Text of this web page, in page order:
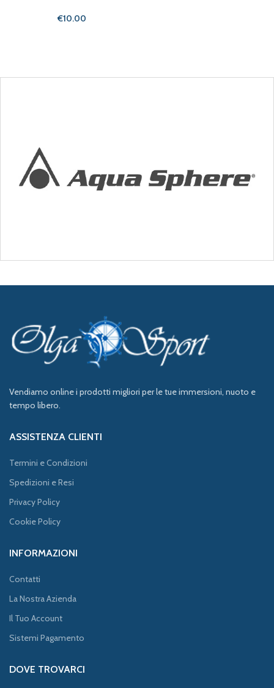
€
Vendiamo online i prodotti migliori per le tue immersioni, nuoto e
tempo libero.
ASSISTENZA CLIENTI
Termini e Condizioni
Spedizioni e Resi
Privacy Policy
Cookie Policy
INFORMAZIONI
Contatti
La Nostra Azienda
Il Tuo Account
Sistemi Pagamento
DOVE TROVARCI